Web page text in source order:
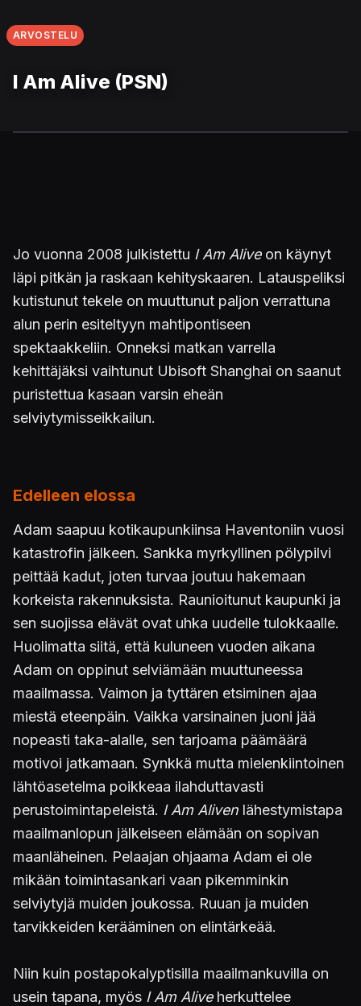
ARVOSTELU
I Am Alive (PSN)
Jo vuonna 2008 julkistettu I Am Aliveon käynyt
läpi pitkän ja raskaan kehityskaaren. Latauspeliksi
kutistunut tekele on muuttunut paljon verrattuna
alun perin esiteltyyn mahtipontiseen
spektaakkeliin. Onneksi matkan varrella
kehittäjäksi vaihtunut Ubisoft Shanghai on saanut
puristettua kasaan varsin eheän
selviytymisseikkailun.
Edelleen elossa
Adam saapuu kotikaupunkiinsa Haventoniin vuosi
katastrofin jälkeen. Sankka myrkyllinen pölypilvi
peittää kadut, joten turvaa joutuu hakemaan
korkeista rakennuksista. Raunioitunut kaupunki ja
sen suojissa elävät ovat uhka uudelle tulokkaalle.
Huolimatta siitä, että kuluneen vuoden aikana
Adam on oppinut selviämään muuttuneessa
maailmassa. Vaimon ja tyttären etsiminen ajaa
miestä eteenpäin. Vaikka varsinainen juoni jää
nopeasti taka-alalle, sen tarjoama päämäärä
motivoi jatkamaan. Synkkä mutta mielenkiintoinen
lähtöasetelma poikkeaa ilahduttavasti
perustoimintapeleistä. I Am Aliven lähestymistapa
maailmanlopun jälkeiseen elämään on sopivan
maanläheinen. Pelaajan ohjaama Adam ei ole
mikään toimintasankari vaan pikemminkin
selviytyjä muiden joukossa. Ruuan ja muiden
tarvikkeiden kerääminen on elintärkeää.
Niin kuin postapokalyptisilla maailmankuvilla on
usein tapana, myös I Am Aliveherkuttelee